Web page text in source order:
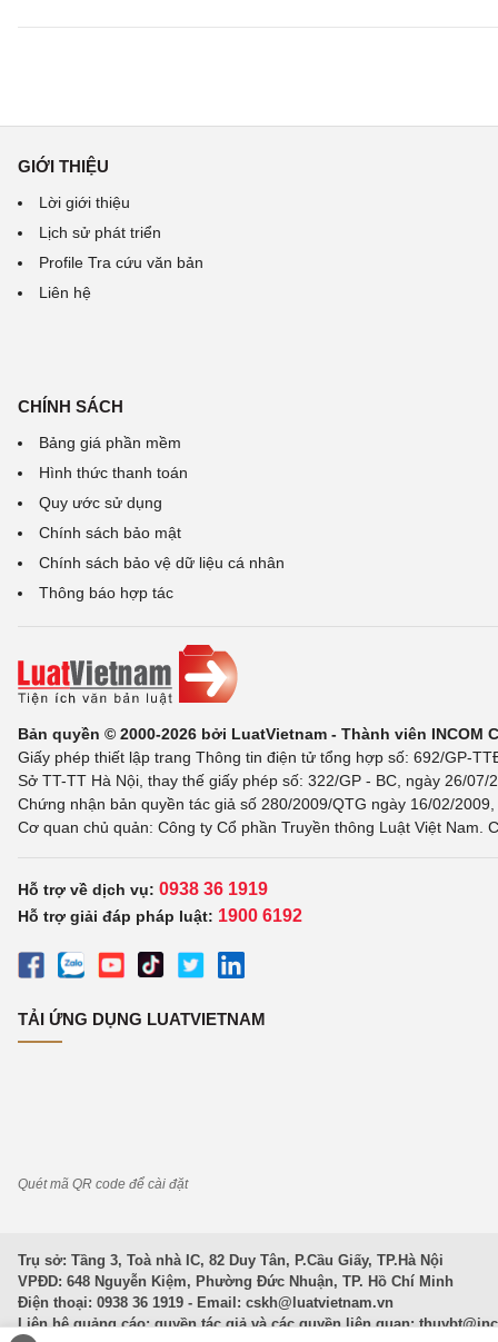
GIỚI THIỆU
Lời giới thiệu
Lịch sử phát triển
Profile Tra cứu văn bản
Liên hệ
CHÍNH SÁCH
Bảng giá phần mềm
Hình thức thanh toán
Quy ước sử dụng
Chính sách bảo mật
Chính sách bảo vệ dữ liệu cá nhân
Thông báo hợp tác
Bản quyền © 2000-2026 bởi LuatVietnam - Thành viên INCOM
Giấy phép thiết lập trang Thông tin điện tử tổng hợp số: 692/GP-
Sở TT-TT Hà Nội, thay thế giấy phép số: 322/GP - BC, ngày 26/
Chứng nhận bản quyền tác giả số 280/2009/QTG ngày 16/02/
Cơ quan chủ quản: Công ty Cổ phần Truyền thông Luật Việt Nam.
Hỗ trợ về dịch vụ: 0938 36 1919
Hỗ trợ giải đáp pháp luật: 1900 6192
TẢI ỨNG DỤNG LUATVIETNAM
Quét mã QR code để cài đặt
Trụ sở: Tầng 3, Toà nhà IC, 82 Duy Tân, P.Cầu Giấy, TP.Hà Nội
VPĐD: 648 Nguyễn Kiệm, Phường Đức Nhuận, TP. Hồ Chí Minh
Điện thoại: 0938 36 1919 - Email: cskh@luatvietnam.vn
Liên hệ quảng cáo; quyền tác giả và các quyền liên quan: